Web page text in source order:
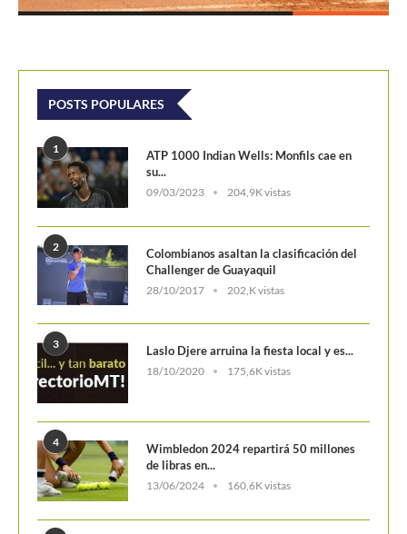
POSTS POPULARES
1
ATP 1000 Indian Wells: Monfils cae en
su...
09/03/2023 204,9K vistas
2
Colombianos asaltan la clasificación del
Challenger de Guayaquil
28/10/2017 202,K vistas
3 Laslo Djere arruina la fiesta local y es...
18/10/2020 175,6K vistas
4
Wimbledon 2024 repartirá 50 millones
de libras en...
13/06/2024 160,6K vistas